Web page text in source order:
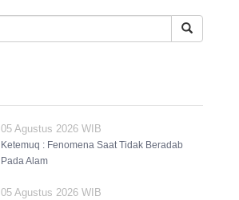
05 Agustus 2026 WIB
Ketemuq : Fenomena Saat Tidak Beradab
Pada Alam
05 Agustus 2026 WIB